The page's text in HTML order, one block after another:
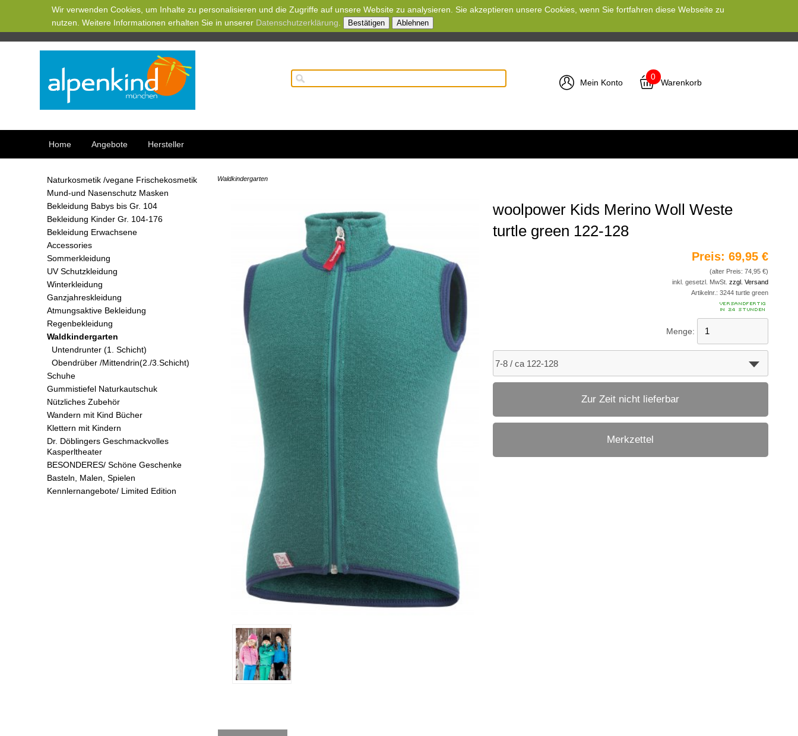
Wir verwenden Cookies, um Inhalte zu personalisieren und die Zugriffe auf unsere Website zu analysieren. Sie akzeptieren unsere Cookies, wenn Sie fortfahren diese Webseite zu
nutzen. Weitere Informationen erhalten Sie in unserer Datenschutzerklärung Bestätigen Ablehnen
Mein Konto
0
Warenkorb
Home Angebote Hersteller
Naturkosmetik /vegane Frischekosmetik
Mund-und Nasenschutz Masken
Bekleidung Babys bis Gr. 104
Bekleidung Kinder Gr. 104-176
Bekleidung Erwachsene
Accessories
Sommerkleidung
UV Schutzkleidung
Winterkleidung
Ganzjahreskleidung
Atmungsaktive Bekleidung
Regenbekleidung
Waldkindergarten
Untendrunter (1. Schicht)
Obendrüber /Mittendrin(2./3.Schicht)
Schuhe
Gummistiefel Naturkautschuk
Nützliches Zubehör
Wandern mit Kind Bücher
Klettern mit Kindern
Dr. Döblingers Geschmackvolles
Kasperltheater
BESONDERES/ Schöne Geschenke
Basteln, Malen, Spielen
Kennlernangebote/ Limited Edition
Waldkindergarten
woolpower Kids Merino Woll Weste
turtle green 122-128
Preis: 69,95 €
(alter Preis: 74,95 €)
inkl. gesetzl. MwSt. zzgl. Versand
Artikelnr.: 3244 turtle green
Menge:
Zur Zeit nicht lieferbar
Merkzettel